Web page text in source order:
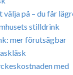
på – du får
stilldrink
mer förutsägbar
med